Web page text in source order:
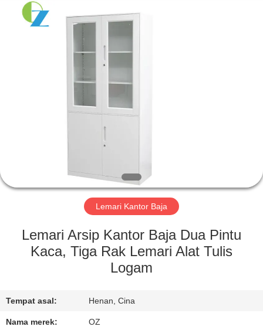
TUR
KONTROL
HUBUNGI
KAMI
Ouzheng
Lemari Kantor Baja
Lemari Arsip Kantor Baja Dua Pintu
Kaca, Tiga Rak Lemari Alat Tulis
Logam
Tempat asal: Henan, Cina
Nama merek: OZ